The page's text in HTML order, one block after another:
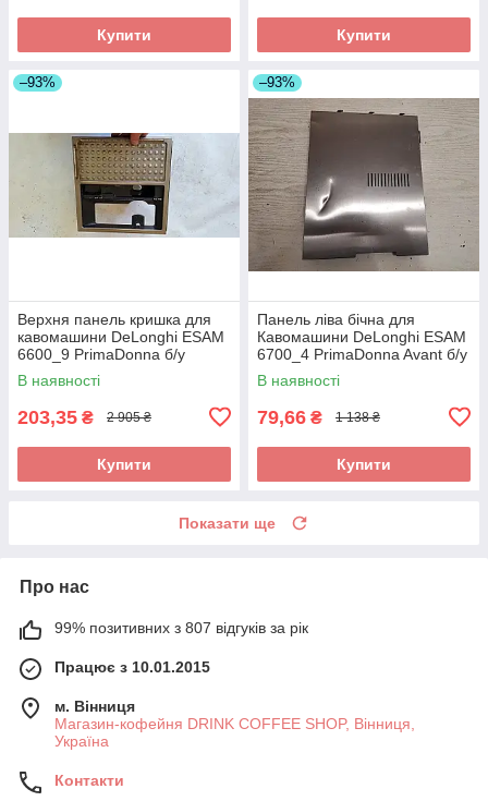
Купити Купити
–93%
Верхня панель кришка для
кавомашини DeLonghi ESAM
6600_9 PrimaDonna б/у
_дефект
В наявності
203,35 ₴ 2 905 ₴
Купити
–93%
Панель ліва бічна для
Кавомашини DeLonghi ESAM
6700_4 PrimaDonna Avant б/у
В наявності
79,66 ₴ 1 138 ₴
Купити
Показати ще
Про нас
99% позитивних з 807 відгуків за рік
Працює з 10.01.2015
м. Вінниця
Магазин-кофейня DRINK COFFEE SHOP, Вінниця,
Україна
Контакти